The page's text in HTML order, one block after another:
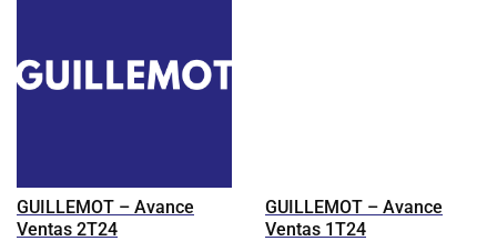
GUILLEMOT – Avance
Ventas 2T24
GUILLEMOT – Avance
Ventas 1T24